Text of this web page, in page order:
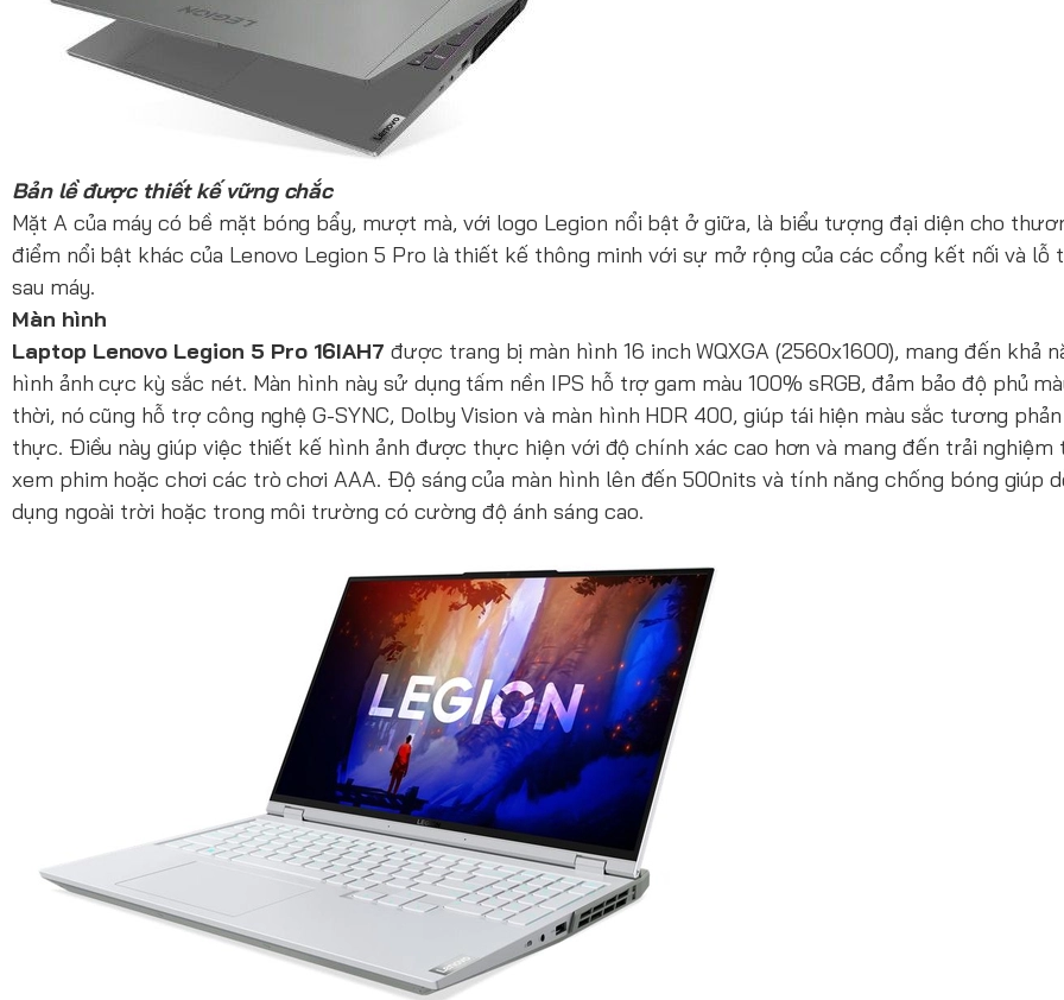
Bản lề được thiết kế vững chắc
Mặt A của máy có bề mặt bóng bẩy, mượt mà, với logo Legion nổi bật ở giữa, là biểu tượng đại diện cho
điểm nổi bật khác của Lenovo Legion 5 Pro là thiết kế thông minh với sự mở rộng của các cổng kết nối và lỗ
sau máy.
Màn hình
Laptop Lenovo Legion 5 Pro 16IAH7được trang bị màn hình 16 inch WQXGA (2560x1600), mang đến khả
hình ảnh cực kỳ sắc nét. Màn hình này sử dụng tấm nền IPS hỗ trợ gam màu 100% sRGB, đảm bảo độ phủ
thời, nó cũng hỗ trợ công nghệ G-SYNC, Dolby Vision và màn hình HDR 400, giúp tái hiện màu sắc tương
thực. Điều này giúp việc thiết kế hình ảnh được thực hiện với độ chính xác cao hơn và mang đến trải nghiệm
xem phim hoặc chơi các trò chơi AAA. Độ sáng của màn hình lên đến 500nits và tính năng chống bóng giúp
dụng ngoài trời hoặc trong môi trường có cường độ ánh sáng cao.